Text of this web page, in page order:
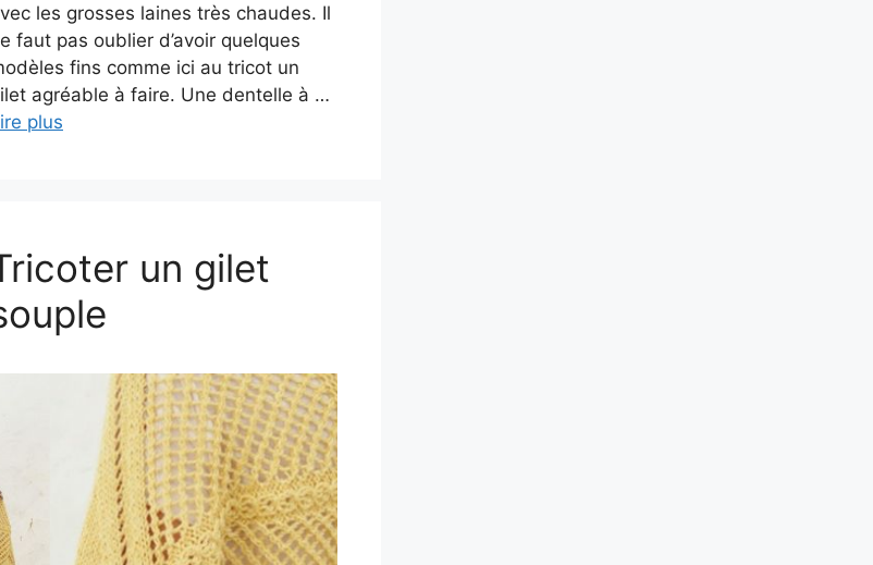
les grosses laines très chaudes. Il
faut pas oublier d’avoir quelques
fins comme ici au tricot un
agréable à faire. Une dentelle à …
plus
un gilet